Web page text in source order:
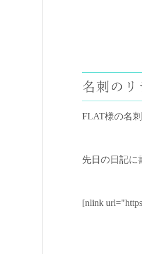
名刺の
FLAT様の名
先日の日記に
[nlink